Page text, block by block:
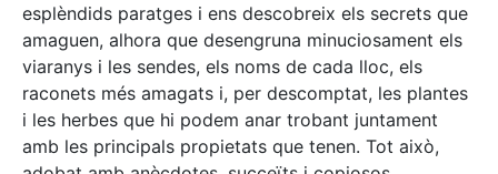
esplèndids paratges i ens descobreix els secrets que
amaguen, alhora que desengruna minuciosament els
viaranys i les sendes, els noms de cada lloc, els
raconets més amagats i, per descomptat, les plantes
i les herbes que hi podem anar trobant juntament
amb les principals propietats que tenen. Tot això,